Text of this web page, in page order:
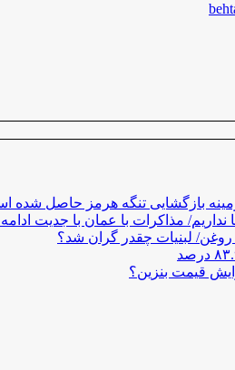
بازگشایی تنگه هرمز حاصل شده
نداریم/ مذاکرات با عمان با جدیت ادامه
قیمت بنزین؟